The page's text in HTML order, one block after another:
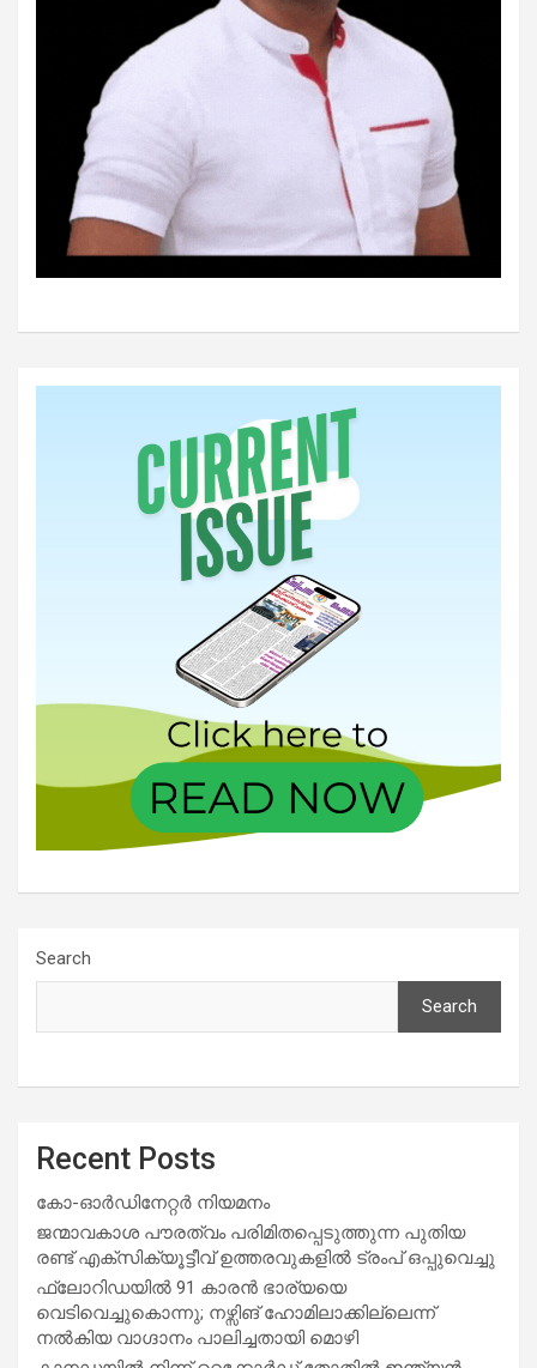
Search
Search
Recent Posts
കോ-ഓർഡിനേറ്റർ നിയമനം
ജന്മാവകാശ പൗരത്വം പരിമിതപ്പെടുത്തുന്ന പുതിയ
രണ്ട് എക്സിക്യൂട്ടീവ് ഉത്തരവുകളിൽ ട്രംപ് ഒപ്പുവെച്ചു
ഫ്ലോറിഡയിൽ 91 കാരൻ ഭാര്യയെ
വെടിവെച്ചുകൊന്നു; നഴ്സിങ് ഹോമിലാക്കില്ലെന്ന്
നൽകിയ വാഗ്ദാനം പാലിച്ചതായി മൊഴി